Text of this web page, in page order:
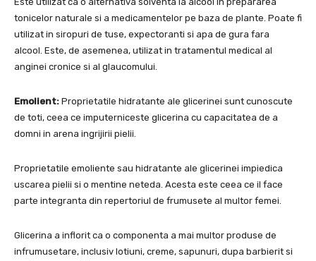
tonicelor naturale si a medicamentelor pe baza de plante. Poate fi
utilizat in siropuri de tuse, expectoranti si apa de gura fara
alcool. Este, de asemenea, utilizat in tratamentul medical al
anginei cronice si al glaucomului.
Emolient: Proprietatile hidratante ale glicerinei sunt cunoscute
de toti, ceea ce imputerniceste glicerina cu capacitatea de a
domni in arena ingrijirii pielii.
Proprietatile emoliente sau hidratante ale glicerinei impiedica
uscarea pielii si o mentine neteda. Acesta este ceea ce il face
parte integranta din repertoriul de frumusete al multor femei.
Glicerina a inflorit ca o componenta a mai multor produse de
infrumusetare, inclusiv lotiuni, creme, sapunuri, dupa barbierit si